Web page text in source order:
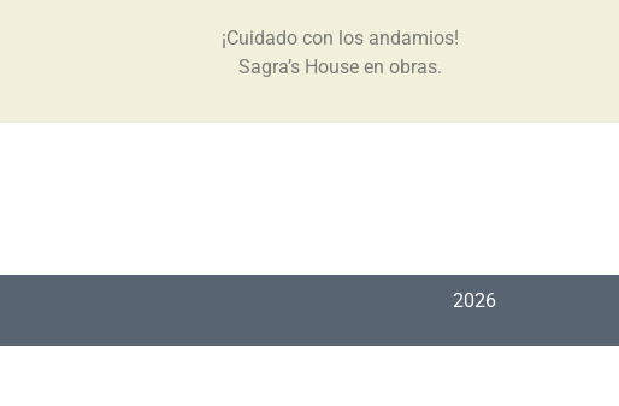
¡Cuidado con los andamios!
Sagra’s House en obras.
2026